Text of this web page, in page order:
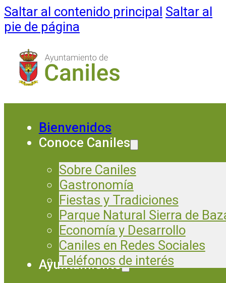
Saltar al contenido principal Saltar al
pie de página
Bienvenidos
Conoce Caniles
Sobre Caniles
Gastronomía
Fiestas y Tradiciones
Parque Natural Sierra de
Economía y Desarrollo
Caniles en Redes Sociales
Teléfonos de interés
Ayuntamiento